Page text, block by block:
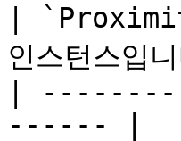
|
인스턴스입
|
------ |